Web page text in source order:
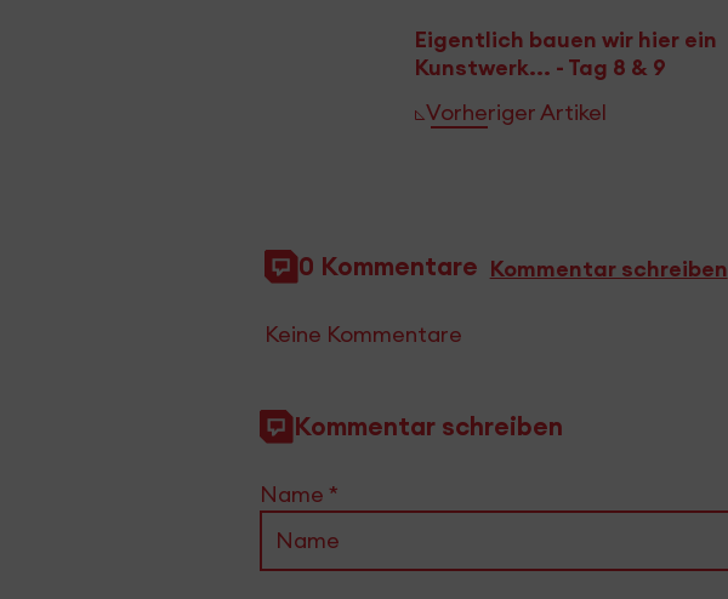
Eigentlich bauen wir hier ein
Kunstwerk... - Tag 8 & 9
Vorheriger Artikel
0 Kommentare Kommentar schreiben
Keine Kommentare
Kommentar schreiben
Name *